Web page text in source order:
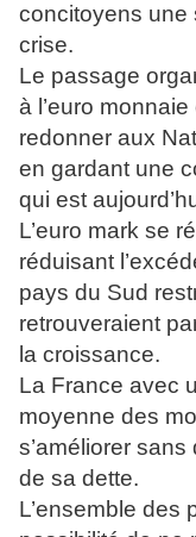
concitoyens une
crise.
Le passage
à l’euro
redonner aux
en gardant une
qui est
L’euro mark se
réduisant
pays du Sud
retrouveraient
la croissance.
La France avec
moyenne des
s’améliorer
de sa dette.
L’ensemble des